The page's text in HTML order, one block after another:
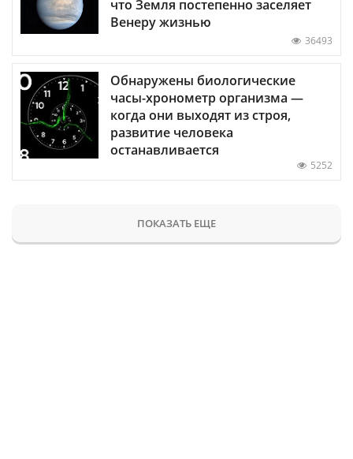
что Земля постепенно заселяет
Венеру жизнью
36493
Обнаружены биологические
часы-хронометр организма —
когда они выходят из строя,
развитие человека
останавливается
5252
ПОКАЗАТЬ ЕЩЕ